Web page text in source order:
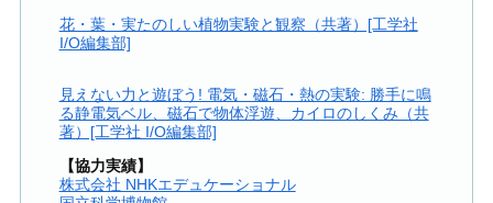
花・葉・実たのしい植物実験と観察（共著）[工学社
I/O編集部]
見えない力と遊ぼう! 電気・磁石・熱の実験: 勝手に鳴
る静電気ベル、磁石で物体浮遊、カイロのしくみ（共
著）[工学社 I/O編集部]
【協力実績】
株式会社 NHKエデュケーショナル